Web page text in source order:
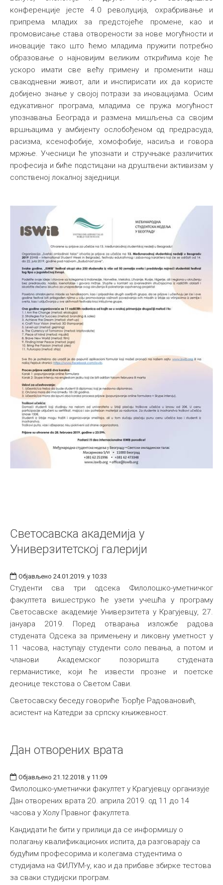
конференције јесте 4.0 револуција, охрабривање и
припрема младих за предстојеће промене, као и
промовисање става отворености за нове могућности и
иновације тако што ћемо младима пружити потребно
образовање о најновијим великим открићима које ће
ускоро имати све већу примену и променити наш
свакодневни живот, али и инспирисати их да користе
добијено знање у својој потрази за иновацијама. Осим
едукативног програма, младима се пружа могућност
упознавања Београда и размена мишљења са својим
вршњацима у амбијенту ослобођеном од предрасуда,
расизма, ксенофобије, хомофобије, насиља и говора
мржње. Учесници ће упознати и стручњаке различитих
професија и биће подстицани на друштвени активизам у
сопственој локалној заједници.
Светосавска академија у
Универзитетској галерији
Објављено 24.01.2019. у 10:33
Студенти сва три одсека Филолошко-уметничког
факултета вишеструко ће узети учешћа у програму
Светосавске академије Универзитета у Крагујевцу, 27.
јануара 2019. Поред отварања изложбе радова
студената Одсека за примењену и ликовну уметност у
11 часова, наступају студенти соло певања, а потом и
чланови Академског позоришта студената
германистике, који ће извести прозне и поетске
деонице текстова о Светом Сави.
Светосавску беседу говориће Ђорђе Радовановић,
асистент на Катедри за српску књижевност.
Дан отворених врата
Објављено 21.12.2018. у 11:09
Филолошко-уметнички факултет у Крагујевцу организује
Дан отворених врата 20. априла 2019. од 11 до 14
часова у Холу Правног факултета.
Кандидати ће бити у прилици да се информишу о
полагању квалификационих испита, да разговарају са
будућим професорима и колегама студентима о
студијама на ФИЛУМ-у, као и да прибаве збирке тестова
за сваки студијски програм.